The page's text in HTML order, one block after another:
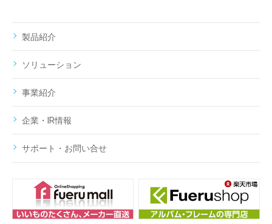
製品紹介
ソリューション
事業紹介
企業・IR情報
サポート・お問い合せ